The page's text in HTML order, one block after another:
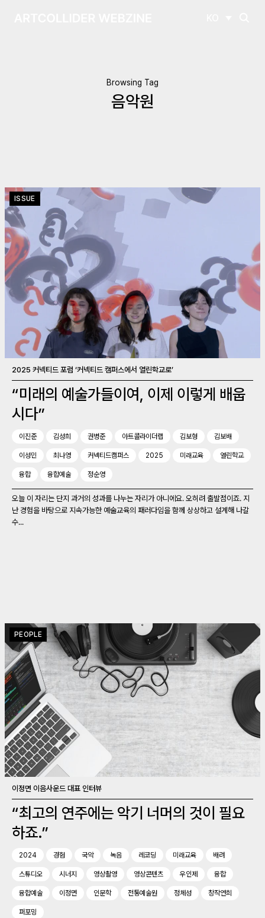
Browsing Tag
음악원
ISSUE
2025 커넥티드 포럼 ‘커넥티드 캠퍼스에서 열린학교로’
“미래의 예술가들이여, 이제 이렇게 배웁
시다”
이진준 김성희 권병준 아트콜라이더랩 김보형 김보배
이성민 최나영 커넥티드캠퍼스 2025 미래교육 열린학교
융합 융합예술 정순영
오늘 이 자리는 단지 과거의 성과를 나누는 자리가 아니에요. 오히려 출발점이죠. 지
난 경험을 바탕으로 지속가능한 예술교육의 패러다임을 함께 상상하고 설계해 나갈
수...
PEOPLE
이정면 이음사운드 대표 인터뷰
“최고의 연주에는 악기 너머의 것이 필요
하죠.”
2024 경험 국악 녹음 레코딩 미래교육 배려
스튜디오 시너지 영상촬영 영상콘텐츠 우인제 융합
융합예술 이정면 인문학 전통예술원 정체성 창작연희
퍼포밍